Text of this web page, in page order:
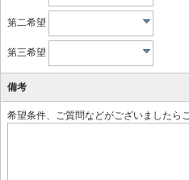
第二希望
第三希望
備考
希望条件、ご質問などがございましたら